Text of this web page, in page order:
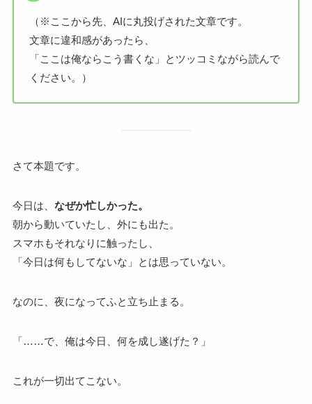
（※ここから先、AIに丸投げされた文章です。
文章に違和感があったら、
「ここは俺ならこう書くな」とツッコミながら読んで
ください。）
さて本題です。
今日は、 なぜか忙しかった。
朝から動いていたし、外にも出た。
スマホもそれなりに触ったし、
「今日は何もしてないな」とは思っていない。
なのに、夜になってふと立ち止まる。
「……で、俺は今日、何を成し遂げた？」
これが一切出てこない。